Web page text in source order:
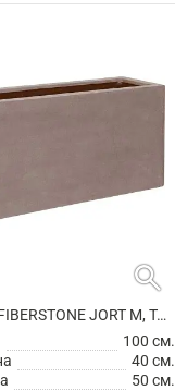
search
КАШПО FIBERSTONE JORT M, TAUPE
100 см.
40 см.
50 см.